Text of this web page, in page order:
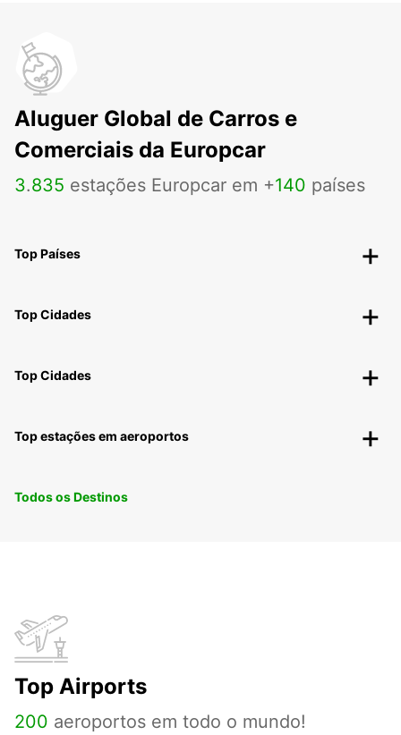
Aluguer Global de Carros e
Comerciais da Europcar
3.835 estações Europcar em +140 países
Top Países
Top Cidades
Top Cidades
Top estações em aeroportos
Todos os Destinos
Top Airports
200 aeroportos em todo o mundo!